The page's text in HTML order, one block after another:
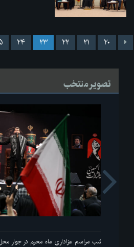
۲۰ ۲۱ ۲۲ ۲۳ ۲۴
تصویر منتخب
اولین شب مراسم عزاداری ماه محرم در جوار
Next